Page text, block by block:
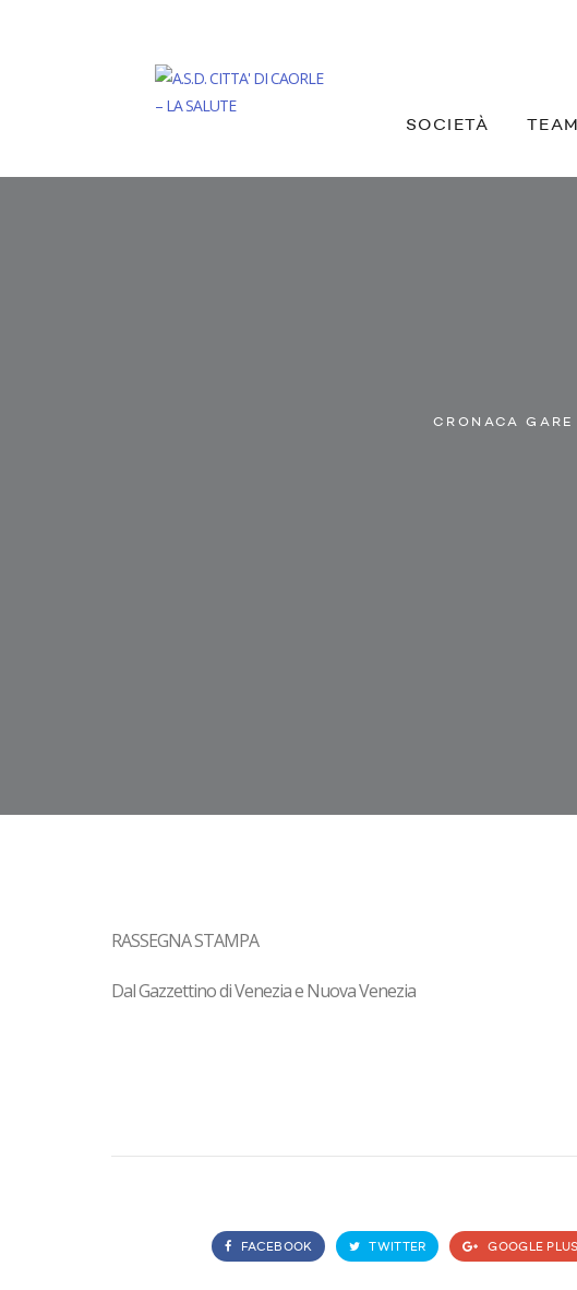
SOCIETÀ
CRONACA
RASSEGNA STAMPA
Dal Gazzettino di Venezia e Nuova Venezia
FACEBOOK TWITTER GOOGLE PLUS